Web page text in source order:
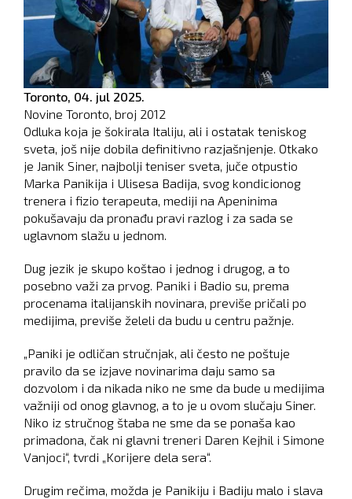
Toronto, 04. jul 2025.
Novine Toronto, broj 2012
Odluka koja je šokirala Italiju, ali i ostatak teniskog
sveta, još nije dobila definitivno razjašnjenje. Otkako
je Janik Siner, najbolji teniser sveta, juče otpustio
Marka Panikija i Ulisesa Badija, svog kondicionog
trenera i fizio terapeuta, mediji na Apeninima
pokušavaju da pronađu pravi razlog i za sada se
uglavnom slažu u jednom.
Dug jezik je skupo koštao i jednog i drugog, a to
posebno važi za prvog. Paniki i Badio su, prema
procenama italijanskih novinara, previše pričali po
medijima, previše želeli da budu u centru pažnje.
„Paniki je odličan stručnjak, ali često ne poštuje
pravilo da se izjave novinarima daju samo sa
dozvolom i da nikada niko ne sme da bude u medijima
važniji od onog glavnog, a to je u ovom slučaju Siner.
Niko iz stručnog štaba ne sme da se ponaša kao
primadona, čak ni glavni treneri Daren Kejhil i Simone
Vanjoci“, tvrdi „Korijere dela sera“.
Drugim rečima, možda je Panikiju i Badiju malo i slava